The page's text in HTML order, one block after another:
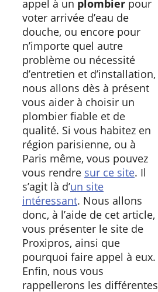
appel à un plombier pour
voter arrivée d’eau de
douche, ou encore pour
n’importe quel autre
problème ou nécessité
d’entretien et d’installation,
nous allons dès à présent
vous aider à choisir un
plombier fiable et de
qualité. Si vous habitez en
région parisienne, ou à
Paris même, vous pouvez
vous rendre sur ce site. Il
s’agit là d’un site
intéressant. Nous allons
donc, à l’aide de cet article,
vous présenter le site de
Proxipros, ainsi que
pourquoi faire appel à eux.
Enfin, nous vous
rappellerons les différentes